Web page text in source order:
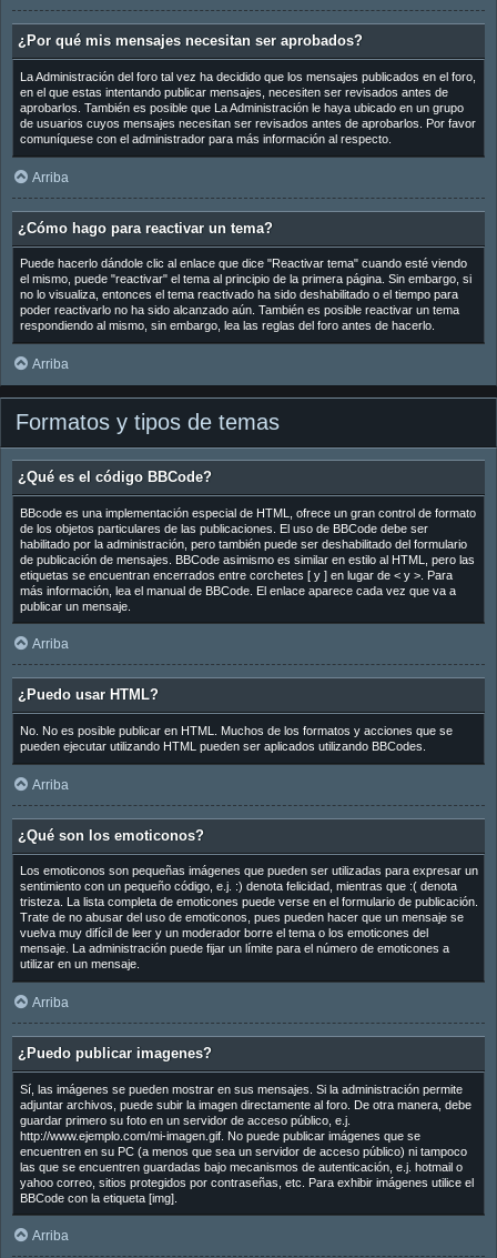
¿Por qué mis mensajes necesitan ser aprobados?
La Administración del foro tal vez ha decidido que los mensajes publicados en el foro,
en el que estas intentando publicar mensajes, necesiten ser revisados antes de
aprobarlos. También es posible que La Administración le haya ubicado en un grupo
de usuarios cuyos mensajes necesitan ser revisados antes de aprobarlos. Por favor
comuníquese con el administrador para más información al respecto.
Arriba
¿Cómo hago para reactivar un tema?
Puede hacerlo dándole clic al enlace que dice "Reactivar tema" cuando esté viendo
el mismo, puede "reactivar" el tema al principio de la primera página. Sin embargo, si
no lo visualiza, entonces el tema reactivado ha sido deshabilitado o el tiempo para
poder reactivarlo no ha sido alcanzado aún. También es posible reactivar un tema
respondiendo al mismo, sin embargo, lea las reglas del foro antes de hacerlo.
Arriba
Formatos y tipos de temas
¿Qué es el código BBCode?
BBcode es una implementación especial de HTML, ofrece un gran control de formato
de los objetos particulares de las publicaciones. El uso de BBCode debe ser
habilitado por la administración, pero también puede ser deshabilitado del formulario
de publicación de mensajes. BBCode asimismo es similar en estilo al HTML, pero las
etiquetas se encuentran encerrados entre corchetes [ y ] en lugar de < y >. Para
más información, lea el manual de BBCode. El enlace aparece cada vez que va a
publicar un mensaje.
Arriba
¿Puedo usar HTML?
No. No es posible publicar en HTML. Muchos de los formatos y acciones que se
pueden ejecutar utilizando HTML pueden ser aplicados utilizando BBCodes.
Arriba
¿Qué son los emoticonos?
Los emoticonos son pequeñas imágenes que pueden ser utilizadas para expresar un
sentimiento con un pequeño código, e.j. :) denota felicidad, mientras que :( denota
tristeza. La lista completa de emoticones puede verse en el formulario de publicación.
Trate de no abusar del uso de emoticonos, pues pueden hacer que un mensaje se
vuelva muy difícil de leer y un moderador borre el tema o los emoticones del
mensaje. La administración puede fijar un límite para el número de emoticones a
utilizar en un mensaje.
Arriba
¿Puedo publicar imagenes?
Sí, las imágenes se pueden mostrar en sus mensajes. Si la administración permite
adjuntar archivos, puede subir la imagen directamente al foro. De otra manera, debe
guardar primero su foto en un servidor de acceso público, e.j.
http://www.ejemplo.com/mi-imagen.gif. No puede publicar imágenes que se
encuentren en su PC (a menos que sea un servidor de acceso público) ni tampoco
las que se encuentren guardadas bajo mecanismos de autenticación, e.j. hotmail o
yahoo correo, sitios protegidos por contraseñas, etc. Para exhibir imágenes utilice el
BBCode con la etiqueta [img].
Arriba